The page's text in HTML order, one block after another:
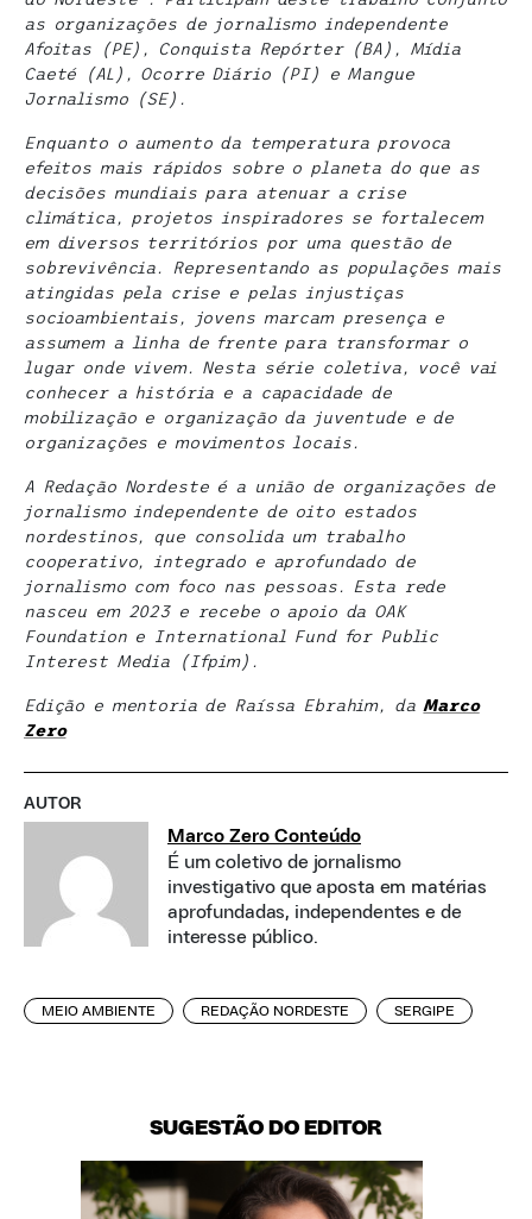
as organizações de jornalismo independente
Afoitas (PE), Conquista Repórter (BA), Mídia
Caeté (AL), Ocorre Diário (PI) e Mangue
Jornalismo (SE).
Enquanto o aumento da temperatura provoca
efeitos mais rápidos sobre o planeta do que as
decisões mundiais para atenuar a crise
climática, projetos inspiradores se fortalecem
em diversos territórios por uma questão de
sobrevivência. Representando as populações mais
atingidas pela crise e pelas injustiças
socioambientais, jovens marcam presença e
assumem a linha de frente para transformar o
lugar onde vivem. Nesta série coletiva, você vai
conhecer a história e a capacidade de
mobilização e organização da juventude e de
organizações e movimentos locais.
A Redação Nordeste é a união de organizações de
jornalismo independente de oito estados
nordestinos, que consolida um trabalho
cooperativo, integrado e aprofundado de
jornalismo com foco nas pessoas. Esta rede
nasceu em 2023 e recebe o apoio da OAK
Foundation e International Fund for Public
Interest Media (Ifpim).
Edição e mentoria de Raíssa Ebrahim, da Marco
Zero
AUTOR
Marco Zero Conteúdo
É um coletivo de jornalismo
investigativo que aposta em matérias
aprofundadas, independentes e de
interesse público.
MEIO AMBIENTE REDAÇÃO NORDESTE SERGIPE
SUGESTÃO DO EDITOR